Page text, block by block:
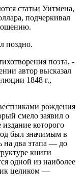
статьи Уитмена,
подчеркивал
поздно.
поэта, -
автор высказал
1848 г.,
рождения
смело заявил о
которого
был значимым в
на два этапа — до
книги
одной из наиболее
целиком —